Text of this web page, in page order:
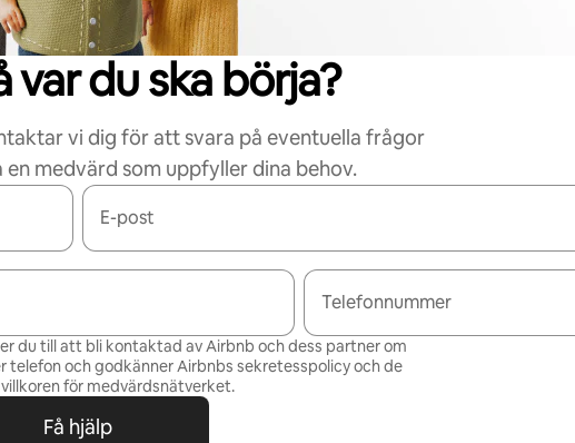
var du ska börja?
vi dig för att svara på eventuella frågor
medvärd som uppfyller dina behov.
E-post
Telefonnummer
du till att bli kontaktad av Airbnb och dess partner om
telefon och godkänner Airbnbs sekretesspolicy och de
för medvärdsnätverket.
Få hjälp